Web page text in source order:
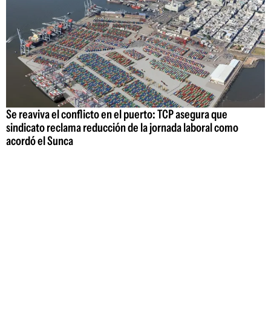
Se reaviva el conflicto en el puerto: TCP asegura que
sindicato reclama reducción de la jornada laboral como
acordó el Sunca